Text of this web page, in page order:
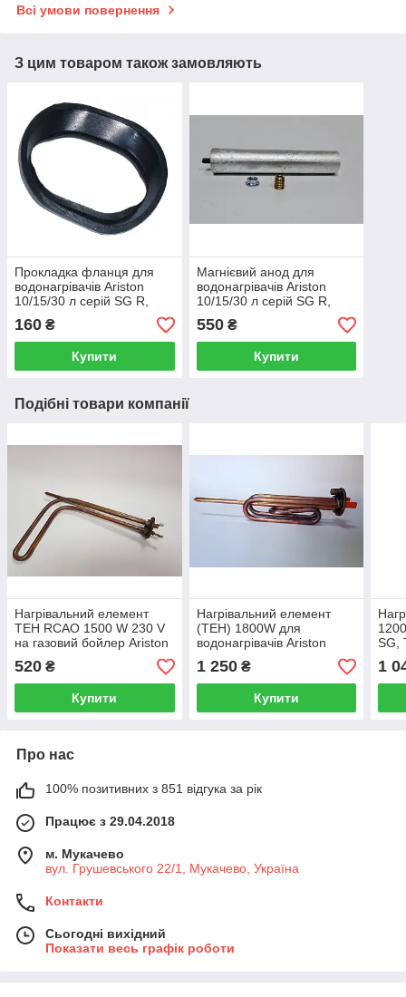
Всі умови повернення
З цим товаром також замовляють
Прокладка фланця для
водонагрівачів Ariston
10/15/30 л серій SG R,
PRO R, Ti-Shape
65100282
160 ₴
Купити
Магнієвий анод для
водонагрівачів Ariston
10/15/30 л серій SG R,
PRO R, Ti-Shape
65103768-01
550₴
Купити
Подібні товари компанії
Нагрівальний елемент
ТЕН RCAO 1500 W 230 V
на газовий бойлер Ariston
520 ₴
Купити
Нагрівальний елемент
(ТЕН) 1800W для
водонагрівачів Ariston
PRO R, BLU R 65111868
1 250₴
Купити
SG,
1
Про нас
100% позитивних з 851 відгука за рік
Працює з 29.04.2018
м. Мукачево
вул. Грушевського 22/1, Мукачево, Україна
Контакти
Сьогодні вихідний
Показати весь графік роботи